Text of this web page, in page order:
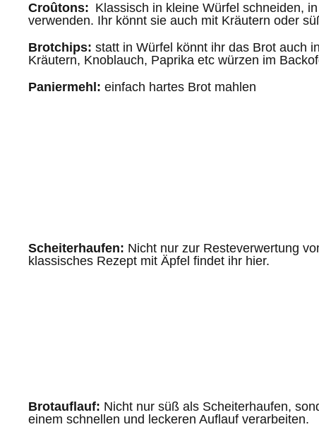
Croûtons: Klassisch in kleine Würfel schneiden,
verwenden. Ihr könnt sie auch mit Kräutern oder
Brotchips: statt in Würfel könnt ihr das Brot auch
Kräutern, Knoblauch, Paprika etc würzen im
Paniermehl: einfach hartes Brot mahlen
Scheiterhaufen: Nicht nur zur Resteverwertung
klassisches Rezept mit Äpfel findet ihr hier.
Brotauflauf: Nicht nur süß als Scheiterhaufen,
einem schnellen und leckeren Auflauf verarbeiten.